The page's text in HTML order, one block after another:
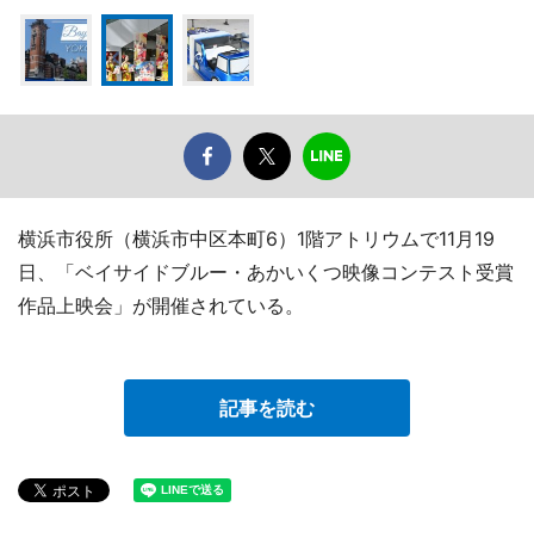
横浜市役所（横浜市中区本町6）1階アトリウムで11月19
日、「ベイサイドブルー・あかいくつ映像コンテスト受賞
作品上映会」が開催されている。
記事を読む